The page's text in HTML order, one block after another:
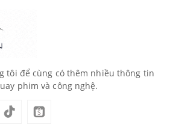
tôi để cùng có thêm nhiều thông tin
phim và công nghệ.